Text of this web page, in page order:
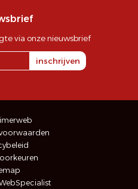
via onze nieuwsbrief
inschrijven